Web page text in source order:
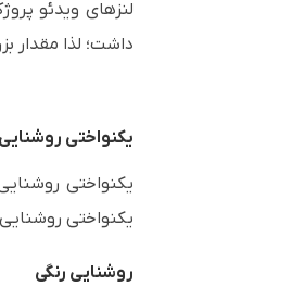
لنزهای ویدئو
داشت؛ لذا مقدار
یکنواختی روشنایی
یکنواختی
روشنایی رنگی